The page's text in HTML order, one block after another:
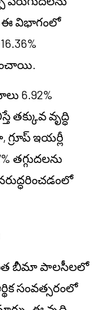
ఈ విభాగంలో
6.92%
వృద్ధి
గ్రూప్ ఇయర్లీ
తగ్గుదలను
బీమా పాలసీలలో
సంవత్సరంలో